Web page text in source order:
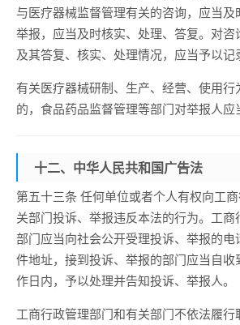
与医疗器械监督管理有关的咨询，应当及
举报，应当及时核实、处理、答复。对
及其答复、核实、处理情况，应当予以记
有关医疗器械研制、生产、经营、使用行
的，食品药品监督管理等部门对举报人应
十二、中华人民共和国广告法
第五十三条 任何单位或者个人有权向工
关部门投诉、举报违反本法的行为。工
部门应当向社会公开受理投诉、举报的电
件地址，接到投诉、举报的部门应当自收
作日内，予以处理并告知投诉、举报人。
工商行政管理部门和有关部门不依法履